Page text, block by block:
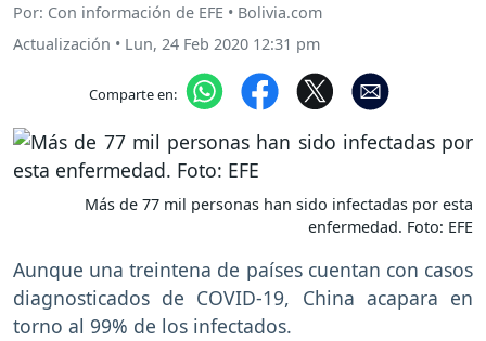
Por: Con información de EFE • Bolivia.com
Actualización • Lun, 24 Feb 2020 12:31 pm
Comparte en:
Más de 77 mil personas han sido infectadas por esta
enfermedad. Foto: EFE
Aunque una treintena de países cuentan con casos
diagnosticados de COVID-19, China acapara en
torno al 99% de los infectados.